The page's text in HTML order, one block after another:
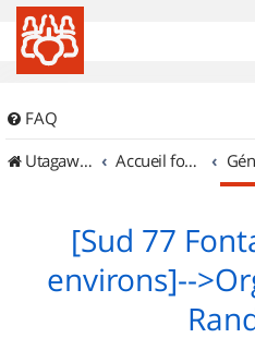
FAQ
UtagawaVTT (Randos VTT et VTTAE avec traces GPS)
Accueil forum
[Sud 77
environs]--